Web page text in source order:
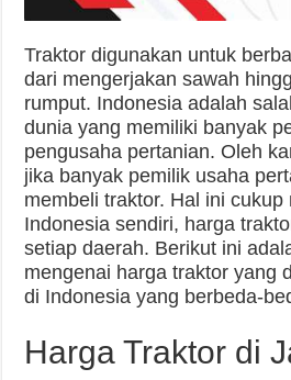
Traktor digunakan untuk
dari mengerjakan sawah
rumput. Indonesia adalah
dunia yang memiliki banyak
pengusaha pertanian. Oleh
jika banyak pemilik usaha
membeli traktor. Hal ini cukup
Indonesia sendiri, harga
setiap daerah. Berikut ini
mengenai harga traktor yang
di Indonesia yang berbeda-
Harga Traktor di